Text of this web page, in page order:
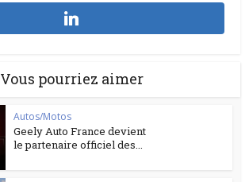
Vous pourriez aimer
Autos/Motos
Geely Auto France devient
le partenaire officiel des...